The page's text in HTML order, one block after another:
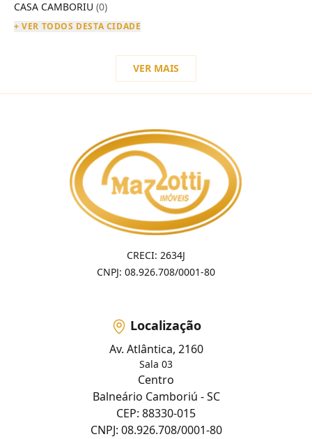
CASA CAMBORIU (0)
+ VER TODOS DESTA CIDADE
VER MAIS
CRECI: 2634J
CNPJ: 08.926.708/0001-80
Localização
Av. Atlântica, 2160
Sala 03
Centro
Balneário Camboriú - SC
CEP: 88330-015
CNPJ: 08.926.708/0001-80